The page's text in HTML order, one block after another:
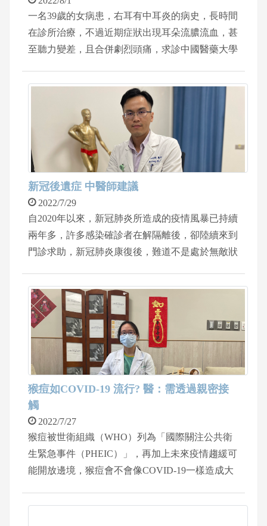
一名39歲的女病患，右耳有中耳炎的病史，長時間
在診所治療，不過近期症狀出現耳朵流膿流血，甚
至聽力變差，且合併劇烈頭痛，求診中國醫藥大學
的耳內視鏡檢查及電腦斷層評估，發現病患中耳炎
的情況已經進展到乳突炎，且侵犯到顱底，經過機
械手臂輔助3D微創內視鏡手術，病患耳朵不再流
血，不再頭痛，症狀明顯改善。
新冠後遺症 中醫師建議
2022/7/29
自2020年以來，新冠肺炎所造成的疫情風暴已持續
兩年多，許多感染確診者在解隔離後，卻陸續來到
門診求助，新冠肺炎康復後，難道不是處於無敵狀
鋒醫師表示， ⒈ 確診康復後，並沒有所謂的無
敵狀態，仍有可能會再次感染。就如同感冒病毒一
樣，第一次感冒好了，也可能會在幾天內或幾個月
內再次反覆感冒。因此，新冠肺炎康復後，還是需
要戴好口罩、勤洗手、保持安全社交距離，如此才
能降低再度感染造成二次傷害。 ⒉ 後遺症並非
每位確診新冠肺炎的感染者都會發生，但隨著確診
者人數提升，在康復解隔離後，臨床上也確實發
現，需要治療後遺症的患者需求人數有增加的趨
勢，而這些症狀持續的時間可能會持續數週、數月
或數年，因人而異。
猴痘如COVID-19 流行? 醫：需透過親密接
觸
2022/7/27
猴痘被世衛組織（WHO）列為「國際關注公共衛
生緊急事件（PHEIC）」，再加上未來疫情趨緩可
能開放邊境，猴痘會不會像COVID-19一樣造成大
音表示，近期猴痘的傳染途徑主要是透過親密接觸